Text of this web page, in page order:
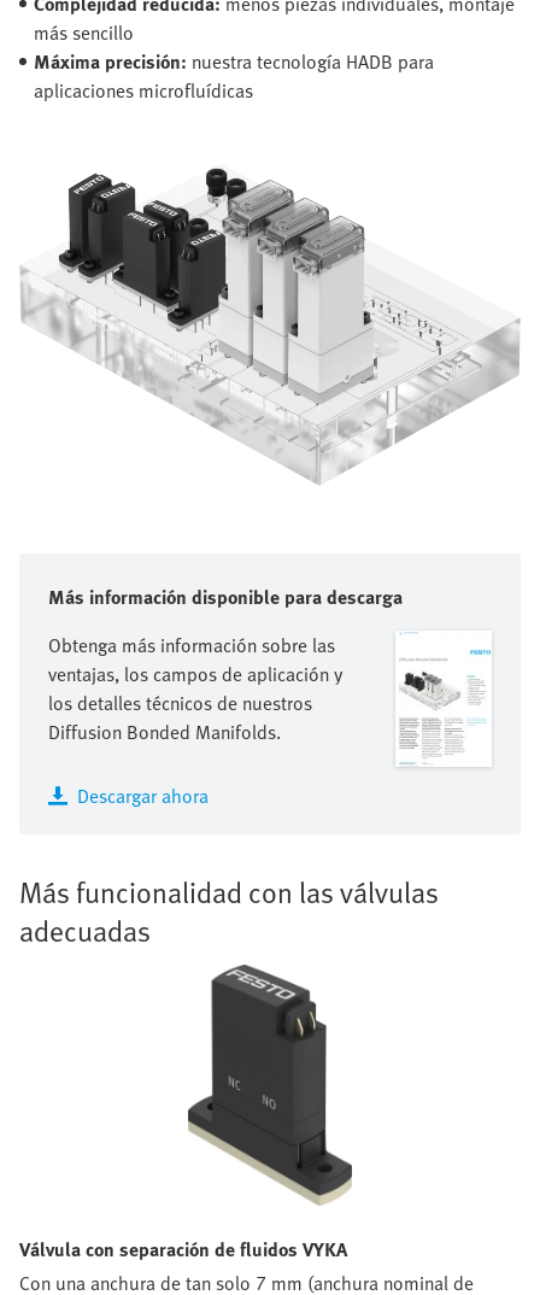
más sencillo
Máxima precisión: nuestra tecnología HADB para
aplicaciones microfluídicas
Más información disponible para descarga
Obtenga más información sobre las
ventajas, los campos de aplicación y
los detalles técnicos de nuestros
Diffusion Bonded Manifolds.
Descargar ahora
Más funcionalidad con las válvulas
adecuadas
Válvula con separación de fluidos VYKA
Con una anchura de tan solo 7 mm (anchura nominal de